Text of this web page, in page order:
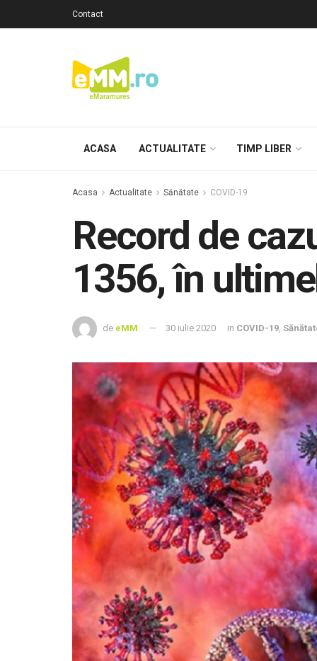
Contact
ACASA ACTUALITATE TIMP LIBER
Acasa Actualitate Sănătate COVID-19
Record de
1356, în
de eMM 30 iulie 2020 in COVID-19,